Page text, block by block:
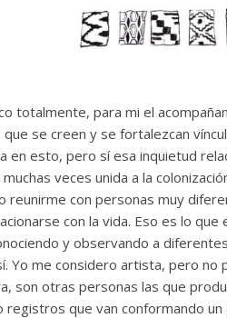
totalmente, para mi el
se creen y se fortalezcan
en esto, pero sí esa inquietud
veces unida a la
reunirme con personas muy
con la vida. Eso es lo
y observando a
Yo me considero artista, pero no
son otras personas las que
que van conformando